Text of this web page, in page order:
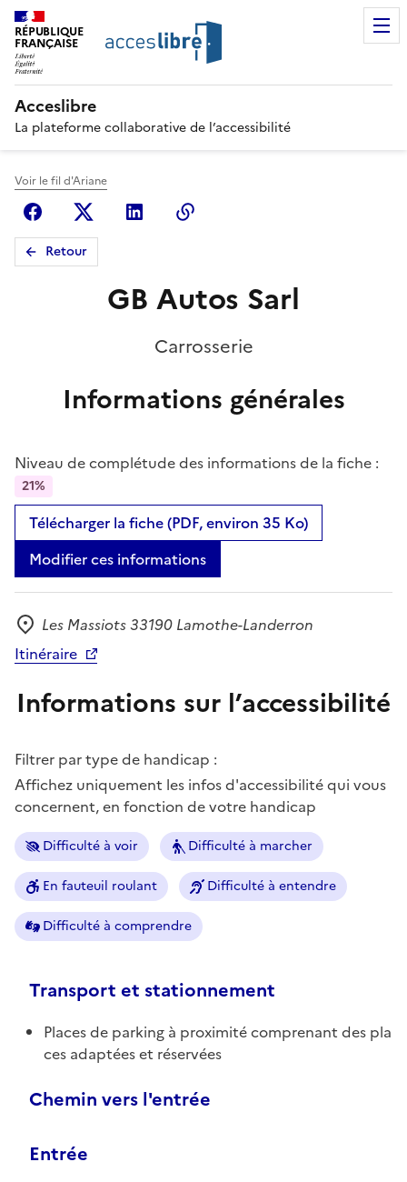
RÉPUBLIQUE
FRANÇAISE
Acceslibre
La plateforme collaborative de l’accessibilité
Voir le fil d'Ariane
FacebookX (anciennement Twitter)
Linkedin
Retour
GB Autos Sarl
Carrosserie
Informations générales
Niveau de complétude des informations de la fiche :
21%
Télécharger la fiche (PDF, environ 35 Ko)
Modifier ces informations
Adresse
Les Massiots 33190 Lamothe-Landerron
Itinéraire
Informations sur l’accessibilité
Filtrer par type de handicap :
Affichez uniquement les infos d'accessibilité qui vous
concernent, en fonction de votre handicap
Difficulté à voir Difficulté à marcher
En fauteuil roulant Difficulté à entendre
Difficulté à comprendre
Transport et stationnement
Places de parking à proximité comprenant des pla
ces adaptées et réservées
Chemin vers l'entrée
Entrée